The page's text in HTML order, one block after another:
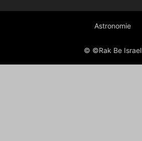
Astronomie
© ©Rak Be Israel